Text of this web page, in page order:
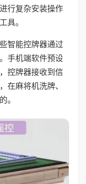
行复杂安装操作
具。
智能控牌器通过
手机端软件预设
控牌器接收到信
在麻将机洗牌、
。